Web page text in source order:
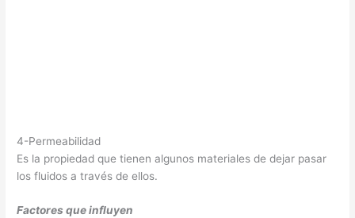
4-Permeabilidad
Es la propiedad que tienen algunos materiales de dejar pasar
los fluidos a través de ellos.
Factores que influyen